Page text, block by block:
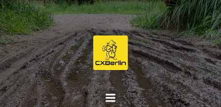
Zum
Inhalt
springen